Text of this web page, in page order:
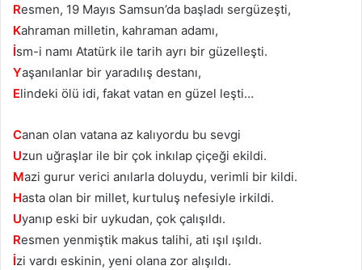
Resmen, 19 Mayıs Samsun’da başladı sergüzeşti,
Kahraman milletin, kahraman adamı,
İsm-i namı Atatürk ile tarih ayrı bir güzelleşti.
Yaşanılanlar bir yaradılış destanı,
Elindeki ölü idi, fakat vatan en güzel leşti…
Canan olan vatana az kalıyordu bu sevgi
Uzun uğraşlar ile bir çok inkılap çiçeği ekildi.
Mazi gurur verici anılarla doluydu, verimli bir kildi.
Hasta olan bir millet, kurtuluş nefesiyle irkildi.
Uyanıp eski bir uykudan, çok çalışıldı.
Resmen yenmiştik makus talihi, ati ışıl ışıldı.
İzi vardı eskinin, yeni olana zor alışıldı.